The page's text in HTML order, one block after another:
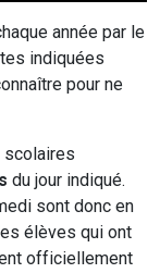
année par le
indiquées
pour ne
scolaires
du jour indiqué.
sont donc en
élèves qui ont
officiellement